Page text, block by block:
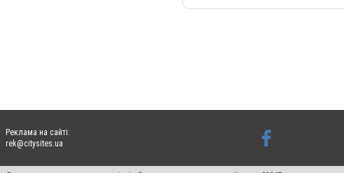
Реклама на сайті:
rek@citysites.ua